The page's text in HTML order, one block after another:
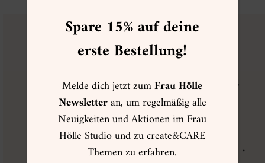
FRAU HÖLLEVIP CLUB
Spare 15% auf deine
erste Bestellung!
Melde dich jetzt zumFrau Hölle
Newsletteran, um regelmäßig alle
Neuigkeiten und Aktionen im Frau
Hölle Studio und zu create&CARE
Themen zu erfahren.